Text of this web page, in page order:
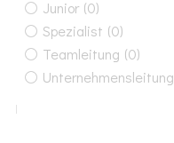
Junior (0)
Spezialist (0)
Teamleitung (0)
Unternehmensleitung